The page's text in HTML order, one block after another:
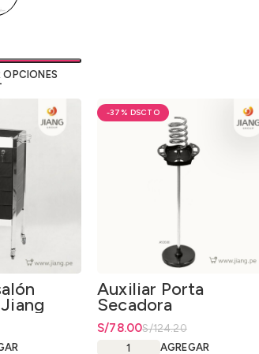
OPCIONES
-37%
Auxiliar Porta
Secadora
S/124.20
El precio original era: S/124.20.
S/78.00
El precio actual es: S/78.00.
AGREGAR